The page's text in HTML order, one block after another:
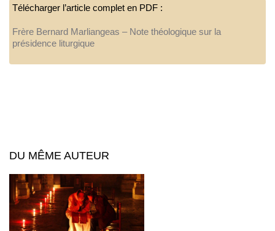
Télécharger l’article complet en PDF :
Frère Bernard Marliangeas – Note théologique sur la
présidence liturgique
DU MÊME AUTEUR